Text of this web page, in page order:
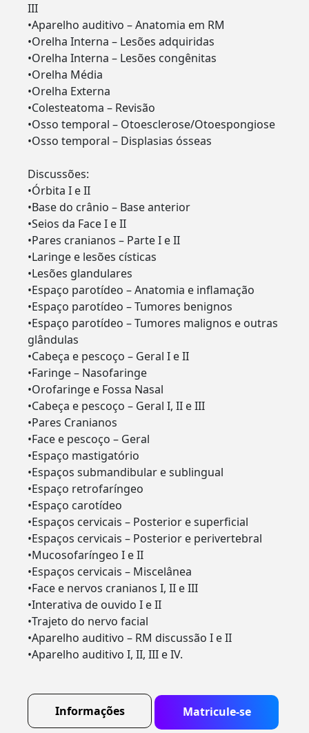
III
•Aparelho auditivo – Anatomia em RM
•Orelha Interna – Lesões adquiridas
•Orelha Interna – Lesões congênitas
•Orelha Média
•Orelha Externa
•Colesteatoma – Revisão
•Osso temporal – Otoesclerose/Otoespongiose
•Osso temporal – Displasias ósseas
Discussões:
•Órbita I e II
•Base do crânio – Base anterior
•Seios da Face I e II
•Pares cranianos – Parte I e II
•Laringe e lesões císticas
•Lesões glandulares
•Espaço parotídeo – Anatomia e inflamação
•Espaço parotídeo – Tumores benignos
•Espaço parotídeo – Tumores malignos e outras
glândulas
•Cabeça e pescoço – Geral I e II
•Faringe – Nasofaringe
•Orofaringe e Fossa Nasal
•Cabeça e pescoço – Geral I, II e III
•Pares Cranianos
•Face e pescoço – Geral
•Espaço mastigatório
•Espaços submandibular e sublingual
•Espaço retrofaríngeo
•Espaço carotídeo
•Espaços cervicais – Posterior e superficial
•Espaços cervicais – Posterior e perivertebral
•Mucosofaríngeo I e II
•Espaços cervicais – Miscelânea
•Face e nervos cranianos I, II e III
•Interativa de ouvido I e II
•Trajeto do nervo facial
•Aparelho auditivo – RM discussão I e II
•Aparelho auditivo I, II, III e IV.
Informações Matricule-se